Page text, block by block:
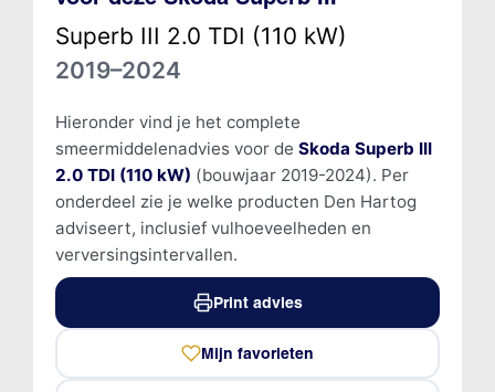
Superb III 2.0 TDI (110 kW)
2019–2024
Hieronder vind je het complete
smeermiddelenadvies voor de Skoda Superb III
2.0 TDI (110 kW) (bouwjaar 2019-2024). Per
onderdeel zie je welke producten Den Hartog
adviseert, inclusief vulhoeveelheden en
verversingsintervallen.
Print advies
Mijn favorieten